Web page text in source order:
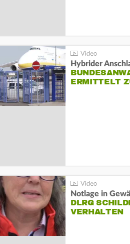
Hybrider
ERMITTELT
Notlage in
DLRG
VERHALTEN